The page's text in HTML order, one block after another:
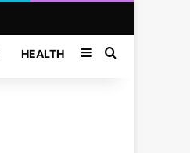
HEALTH SidebarSearch for